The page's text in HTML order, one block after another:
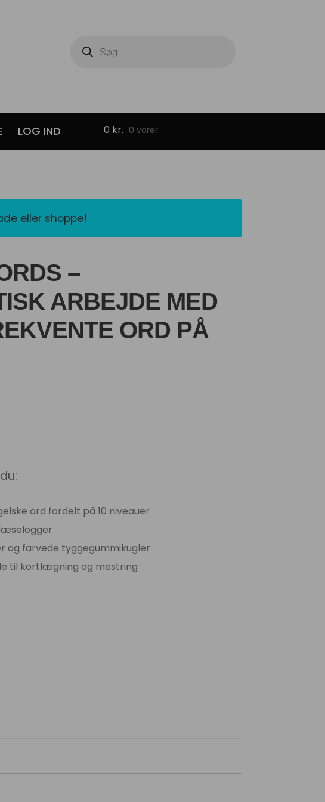
search
LOG IND 0 kr. 0 varer
eller shoppe!
–
ARBEJDE MED
ORD PÅ
ord fordelt på 10 niveauer
og farvede tyggegummikugler
til kortlægning og mestring